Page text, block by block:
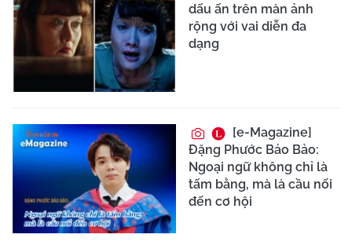
dấu ấn trên màn ảnh
rộng với vai diễn đa
dạng
[e-Magazine]
Đặng Phước Bảo Bảo:
Ngoại ngữ không chỉ là
tấm bằng, mà là cầu nối
đến cơ hội